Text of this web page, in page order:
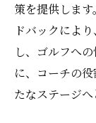
策を提供しま
ドバックによ
し、ゴルフへ
に、コーチの
たなステージへ